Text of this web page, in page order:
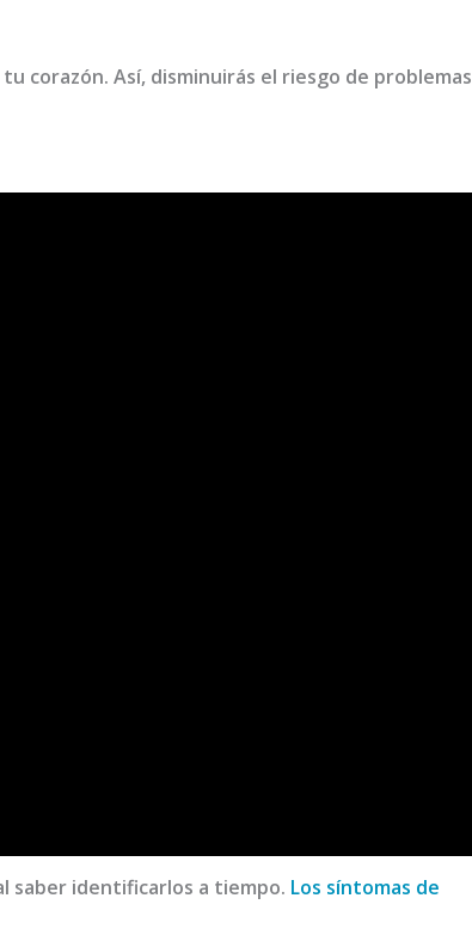
corazón. Así, disminuirás el riesgo de problemas
saber identificarlos a tiempo. Los síntomas de